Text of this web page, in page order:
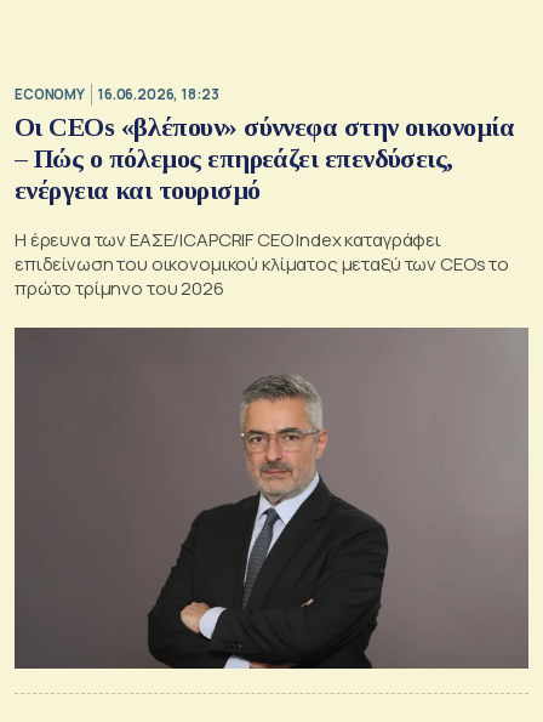
ECONOMY 16.06.2026, 18:23
Οι CEOs «βλέπουν» σύννεφα στην οικονομία
– Πώς ο πόλεμος επηρεάζει επενδύσεις,
ενέργεια και τουρισμό
Η έρευνα των ΕΑΣΕ/ICAPCRIF CEO Index καταγράφει
επιδείνωση του οικονομικού κλίματος μεταξύ των CEOs το
πρώτο τρίμηνο του 2026